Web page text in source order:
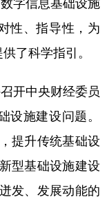
性、指导性，为
了科学指引。
开中央财经委员
施建设问题。
提升传统基础设
型基础设施建设
发、发展动能的